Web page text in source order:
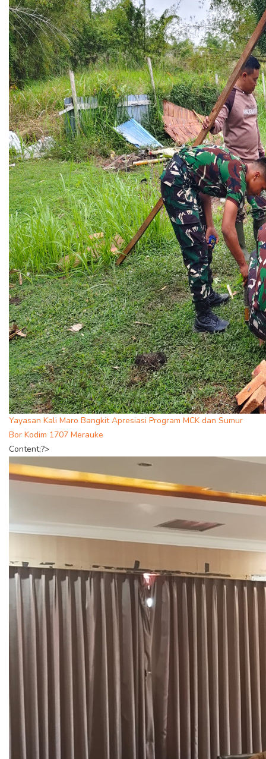
Yayasan Kali Maro Bangkit Apresiasi Program MCK dan Sumur
Bor Kodim 1707 Merauke
Content;?>